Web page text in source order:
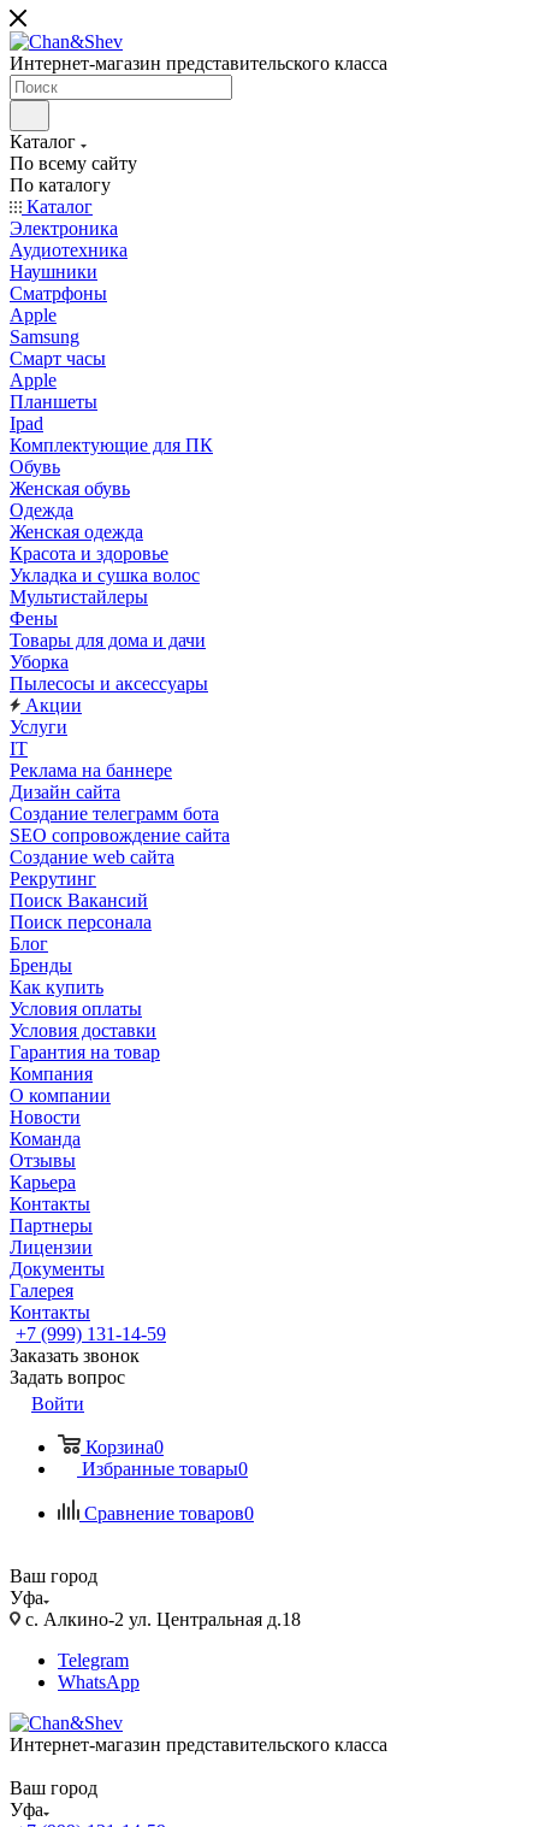
Интернет-магазин представительского класса
Каталог
По всему сайту
По каталогу
Каталог
Электроника
Аудиотехника
Наушники
Сматрфоны
Apple
Samsung
Смарт часы
Apple
Планшеты
Ipad
Комплектующие для ПК
Обувь
Женская обувь
Одежда
Женская одежда
Красота и здоровье
Укладка и сушка волос
Мультистайлеры
Фены
Товары для дома и дачи
Уборка
Пылесосы и аксессуары
Акции
Услуги
IT
Реклама на баннере
Дизайн сайта
Создание телеграмм бота
SEO сопровождение сайта
Создание web сайта
Рекрутинг
Поиск Вакансий
Поиск персонала
Блог
Бренды
Как купить
Условия оплаты
Условия доставки
Гарантия на товар
Компания
О компании
Новости
Команда
Отзывы
Карьера
Контакты
Партнеры
Лицензии
Документы
Галерея
Контакты
+7 (999) 131-14-59
Заказать звонок
Задать вопрос
Войти
Корзина0
Избранные товары0
Сравнение товаров0
Ваш город
Уфа
с. Алкино-2 ул. Центральная д.18
Telegram
WhatsApp
Интернет-магазин представительского класса
Ваш город
Уфа